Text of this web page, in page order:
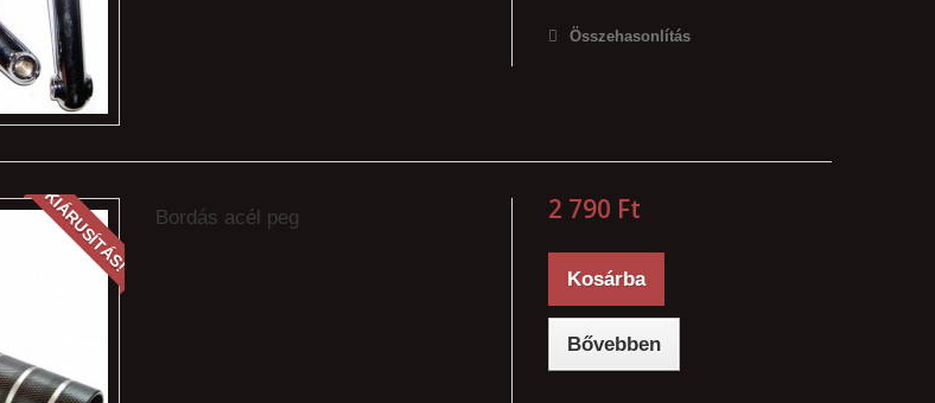
Összehasonlítás
KIÁRUSÍTÁS! Bordás acél peg 2 790 Ft‎
Kosárba
Bővebben